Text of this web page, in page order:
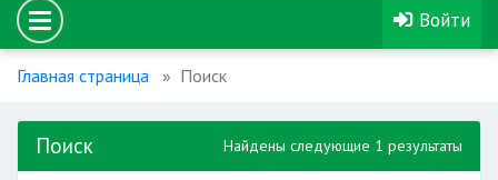
Войти
Главная страница Поиск
Поиск Найдены следующие 1 результаты